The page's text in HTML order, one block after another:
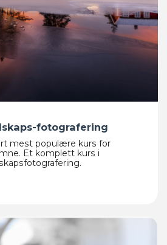
fotografering​
mest populære kurs for
Et komplett kurs i